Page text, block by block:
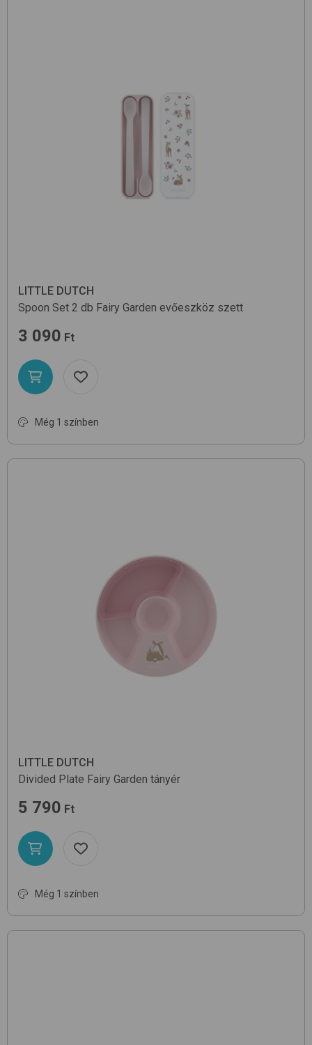
LITTLE DUTCH
Spoon Set 2 db Fairy Garden evőeszköz szett
3 090 Ft
Még 1 színben
LITTLE DUTCH
Divided Plate Fairy Garden tányér
5 790 Ft
Még 1 színben